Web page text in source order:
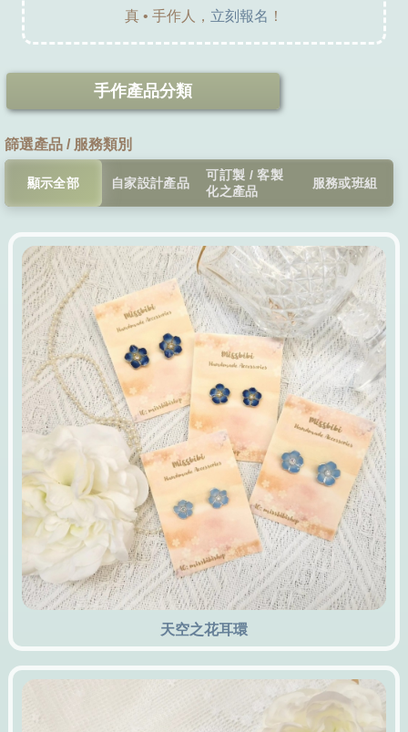
真 • 手作人， 立刻報名 ！
手作產品分類
篩選產品 / 服務類別
顯示全部 自家設計產品
可訂製 / 客製
化之產品
服務或班組
天空之花耳環